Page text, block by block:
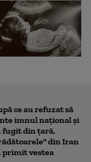
ce au refuzat să
imnul naţional şi
fugit din ţară,
din Iran
primit vestea